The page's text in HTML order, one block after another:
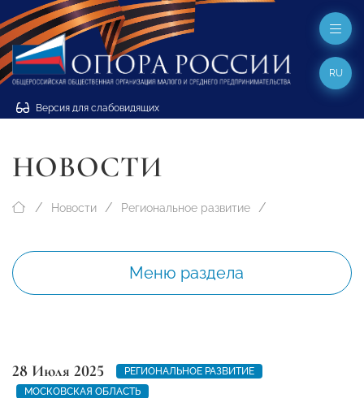
Версия для слабовидящих
RU
НОВОСТИ
Новости Региональное развитие
Меню раздела
28 Июля 2025
РЕГИОНАЛЬНОЕ РАЗВИТИЕ
МОСКОВСКАЯ ОБЛАСТЬ